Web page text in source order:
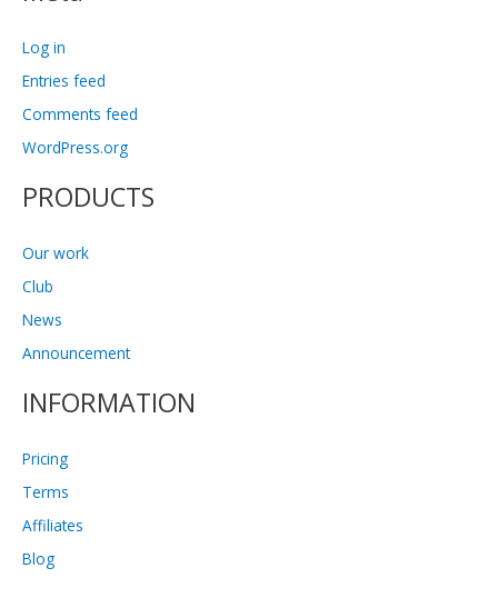
Log in
Entries feed
Comments feed
WordPress.org
PRODUCTS
Our work
Club
News
Announcement
INFORMATION
Pricing
Terms
Affiliates
Blog